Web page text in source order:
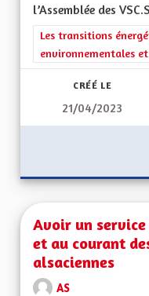
l’Assemblée des
Filtrer les résultats
Les transitions
environnementales
CRÉÉ LE
21/04/2023
Avoir un
et au courant
alsaciennes
AS